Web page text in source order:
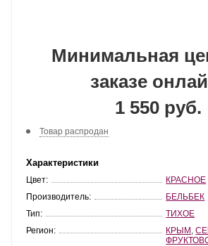
Минимальная
заказе
1 550 руб.
Товар распродан
Характеристики
Цвет:
КРАСНОЕ
Производитель:
БЕЛЬБЕК
Тип:
ТИХОЕ
Регион:
КРЫМ ,